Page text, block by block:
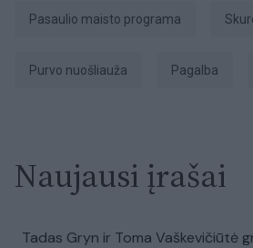
Pasaulio maisto programa
purvo nuošliauža pagalba
Naujausi įrašai
Tadas Gryn ir Toma Vaškevičiūtė